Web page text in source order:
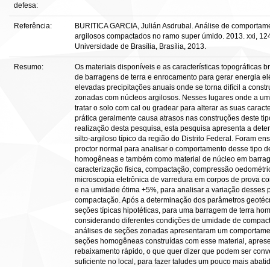
defesa:
Referência:
BURITICA GARCIA, Julián Asdrubal. Análise de
argilosos compactados no ramo super úmido. 2013. xxi,
Universidade de Brasília, Brasília, 2013.
Resumo:
Os materiais disponíveis e as características topográficas
de barragens de terra e enrocamento para gerar energia
elevadas precipitações anuais onde se torna difícil a
zonadas com núcleos argilosos. Nesses lugares onde a
tratar o solo com cal ou gradear para alterar as suas
prática geralmente causa atrasos nas construções deste
realização desta pesquisa, esta pesquisa apresenta a
silto-argiloso típico da região do Distrito Federal. Foram
proctor normal para analisar o comportamento desse tipo
homogêneas e também como material de núcleo em
caracterização física, compactação, compressão
microscopia eletrônica de varredura em corpos de prova
e na umidade ótima +5%, para analisar a variação desses
compactação. Após a determinação dos parâmetros
seções típicas hipotéticas, para uma barragem de terra
considerando diferentes condições de umidade de
análises de seções zonadas apresentaram um
seções homogêneas construídas com esse material,
rebaixamento rápido, o que quer dizer que podem ser
suficiente no local, para fazer taludes um pouco mais